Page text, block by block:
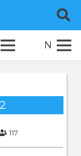
N
117